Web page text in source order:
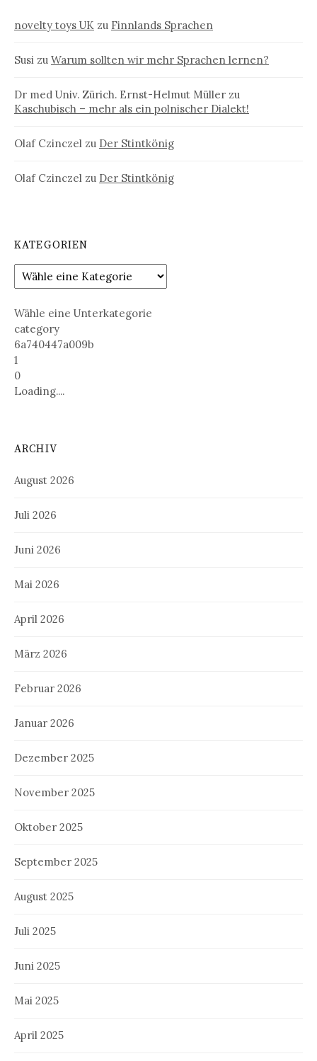
novelty toys UK zu Finnlands Sprachen
Susi zu Warum sollten wir mehr Sprachen lernen?
Dr med Univ. Zürich. Ernst-Helmut Müller zu
Kaschubisch – mehr als ein polnischer Dialekt!
Olaf Czinczel zu Der Stintkönig
Olaf Czinczel zu Der Stintkönig
KATEGORIEN
Wähle eine Unterkategorie
category
6a740447a009b
1
0
Loading....
ARCHIV
August 2026
Juli 2026
Juni 2026
Mai 2026
April 2026
März 2026
Februar 2026
Januar 2026
Dezember 2025
November 2025
Oktober 2025
September 2025
August 2025
Juli 2025
Juni 2025
Mai 2025
April 2025